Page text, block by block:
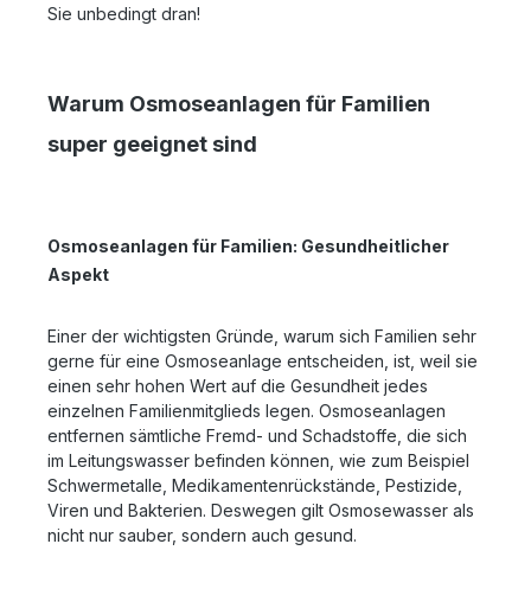
Sie unbedingt dran!
Warum Osmoseanlagen für Familien
super geeignet sind
Osmoseanlagen für Familien: Gesundheitlicher
Aspekt
Einer der wichtigsten Gründe, warum sich Familien sehr
gerne für eine Osmoseanlage entscheiden, ist, weil sie
einen sehr hohen Wert auf die Gesundheit jedes
einzelnen Familienmitglieds legen. Osmoseanlagen
entfernen sämtliche Fremd- und Schadstoffe, die sich
im Leitungswasser befinden können, wie zum Beispiel
Schwermetalle, Medikamentenrückstände, Pestizide,
Viren und Bakterien. Deswegen gilt Osmosewasser als
nicht nur sauber, sondern auch gesund.